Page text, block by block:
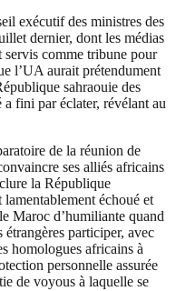
exécutif des ministres des
dernier, dont les médias
comme tribune pour
l’UA aurait prétendument
sahraouie des
fini par éclater, révélant au
de la réunion de
ses alliés africains
la République
lamentablement échoué et
Maroc d’humiliante quand
participer, avec
homologues africains à
personnelle assurée
de voyous à laquelle se